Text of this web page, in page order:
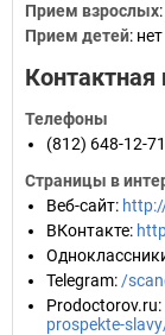
Прием взрослых
Прием детей: нет
Телефоны
(812) 648-12-71
Страницы в
Веб-сайт:
ВКонтакте:
Telegram: /
Prodoctorov.ru:
prospekte-